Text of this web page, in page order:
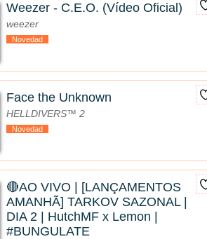
Weezer - C.E.O. (Vídeo Oficial)
weezer
Novedad
Face the Unknown
HELLDIVERS™ 2
Novedad
🔴AO VIVO | [LANÇAMENTOS
AMANHÃ] TARKOV SAZONAL |
DIA 2 | HutchMF x Lemon |
#BUNGULATE